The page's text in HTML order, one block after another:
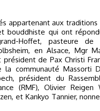
appartenant aux traditions
bouddhiste qui ont
Hoffet, pasteure de
en Alsace, Mgr
de Pax Christi
la communauté Massorti
président du
(RMF), Olivier Reigen
et Kankyo Tannier,